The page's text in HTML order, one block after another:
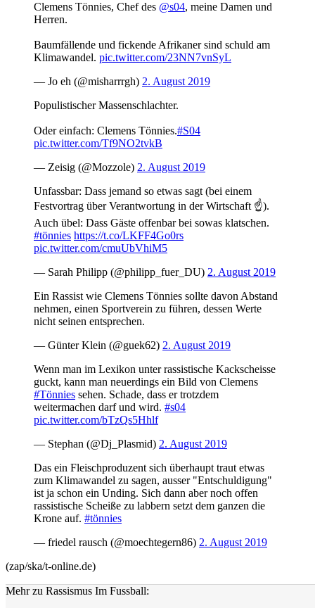
Clemens Tönnies, Chef des @s04, meine Damen und
Herren.
Baumfällende und fickende Afrikaner sind schuld am
Klimawandel. pic.twitter.com/23NN7vnSyL
— Jo eh (@misharrrgh) 2. August 2019
Populistischer Massenschlachter.
Oder einfach: Clemens Tönnies.#S04
pic.twitter.com/Tf9NO2tvkB
— Zeisig (@Mozzole) 2. August 2019
Unfassbar: Dass jemand so etwas sagt (bei einem
Festvortrag über Verantwortung in der Wirtschaft ☝️).
Auch übel: Dass Gäste offenbar bei sowas klatschen.
#tönnies https://t.co/LKFF4Go0rs
pic.twitter.com/cmuUbVhiM5
— Sarah Philipp (@philipp_fuer_DU) 2. August 2019
Ein Rassist wie Clemens Tönnies sollte davon Abstand
nehmen, einen Sportverein zu führen, dessen Werte
nicht seinen entsprechen.
— Günter Klein (@guek62) 2. August 2019
Wenn man im Lexikon unter rassistische Kackscheisse
guckt, kann man neuerdings ein Bild von Clemens
#Tönnies sehen. Schade, dass er trotzdem
weitermachen darf und wird. #s04
pic.twitter.com/bTzQs5Hhlf
— Stephan (@Dj_Plasmid) 2. August 2019
Das ein Fleischproduzent sich überhaupt traut etwas
zum Klimawandel zu sagen, ausser "Entschuldigung"
ist ja schon ein Unding. Sich dann aber noch offen
rassistische Scheiße zu labbern setzt dem ganzen die
Krone auf. #tönnies
— friedel rausch (@moechtegern86) 2. August 2019
(zap/ska/t-online.de)
Mehr zu Rassismus Im Fussball: